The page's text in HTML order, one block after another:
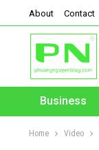
About Contact
Business
Home Video